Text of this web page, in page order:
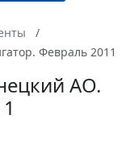
Февраль 2011
АО.